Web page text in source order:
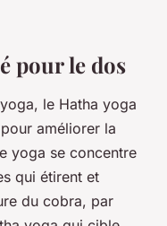
pour le dos
le Hatha yoga
améliorer la
yoga se concentre
qui étirent et
du cobra, par